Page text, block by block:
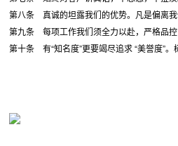
第八条 真诚的坦露我们的优势。凡是偏离我
第九条 每项工作我们须全力以赴，严格品控
第十条 有“知名度”更要竭尽追求 “美誉度”。